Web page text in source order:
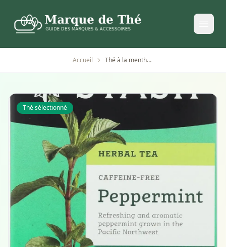
Accueil Thé à la menthe poivrée Stash Tea 20 sachets
Thé sélectionné